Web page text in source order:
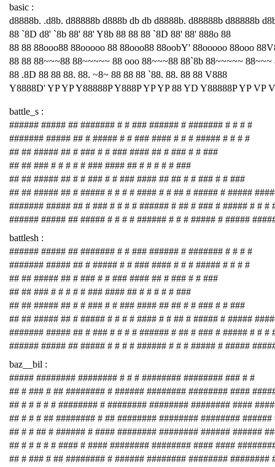
basic :
d8888b. .d8b. d88888b d888b db db d8888b. d88888b d88888b
88 `8D d8' `8b 88' 88' Y8b 88 88 88 `8D 88' 88' 888o 88
88 88 88ooo88 88ooooo 88 88ooo88 88oobY' 88ooooo 88ooo
88 88 88~~~88 88~~~~~ 88 ooo 88~~~88 88`8b 88~~~~~ 88~~~
88 .8D 88 88 88. 88. ~8~ 88 88 88 `88. 88. 88 88 V888
Y8888D' YP YP Y88888P Y888P YP YP 88 YD Y88888P YP VP
battle_s :
###### ##### ## ####### # # ### ###### # ####### # # # #
####### ##### ## # ##### # # ### #### # # # ##### # # # #
## ## ##### ## # ### # # ### #### ## # ### # # ###
## ## ### # # # # # ### #### ## # # # # # ###
## ## ##### ## # # ### # # ### #### ## ## # # ### # # ###
## ## ##### ## # ##### # # # # #### # # ## # ##### # #####
####### ##### ## # ### # # # # ###### # ## # ### # ##### # # #
###### ##### ## ##### # # # # ###### # # # ##### # #####
battlesh :
###### ##### ## ####### # # ### ###### # ####### # # # #
####### ##### ## # ##### # # ### #### # # # ##### # # # #
## ## ##### ## # ### # # ### #### ## # ### # # ###
## ## ### # # # # # ### #### ## # # # # # ###
## ## ##### ## # # ### # # ### #### ## ## # # ### # # ###
## ## ##### ## # ##### # # # # #### # # ## # ##### # #####
####### ##### ## # ### # # # # ###### # ## # ### # ##### # # #
###### ##### ## ##### # # # # ###### # # # ##### # #####
baz__bil :
##### ######## ######## # # # ######## ######## ### # #
## # ### # ## ######## # ###### ######## ######## ####
## # # # # # ######## # ######## ######## ######## ####
## # # # ## ######## # ## ######## ######## ######## ######
## # # ## # ###### # #### ######## ######## ###### ######
## # # # # # #### # #### ######## ######## #### ####
## # ### # ## ######## # ###### ######## ######## ########